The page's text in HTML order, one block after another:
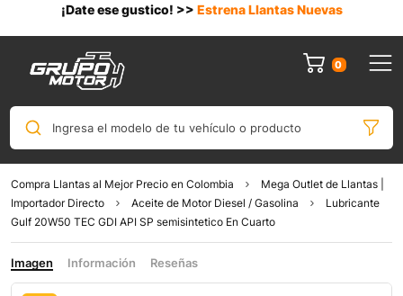
¡Date ese gustico! >> Estrena Llantas Nuevas
0
Ingresa el modelo de tu vehículo o producto
Compra Llantas al Mejor Precio en Colombia
Mega Outlet de Llantas |
Importador Directo
Aceite de Motor Diesel / Gasolina
Lubricante
Gulf 20W50 TEC GDI API SP semisintetico En Cuarto
Imagen Información Reseñas